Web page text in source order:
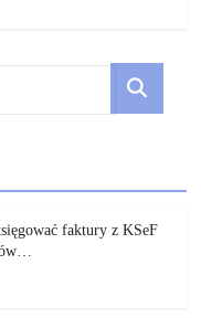
faktury z KSeF